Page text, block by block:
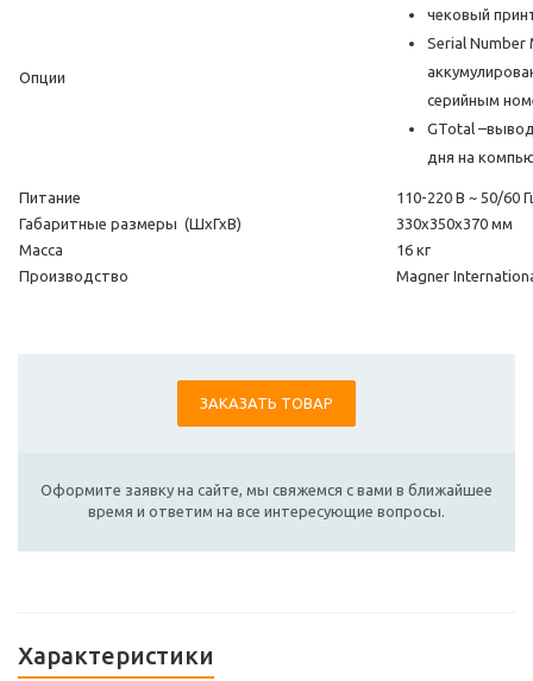
Опции
чековый
Serial Number
серийным
GTotal
дня на
Питание
110-220 В ~ 50/60
Габаритные размеры (ШхГхВ)
330х350х370 мм
Масса
16 кг
Производство
Magner
ЗАКАЗАТЬ ТОВАР
Оформите заявку на сайте, мы свяжемся с вами в ближайшее
время и ответим на все интересующие вопросы.
Характеристики